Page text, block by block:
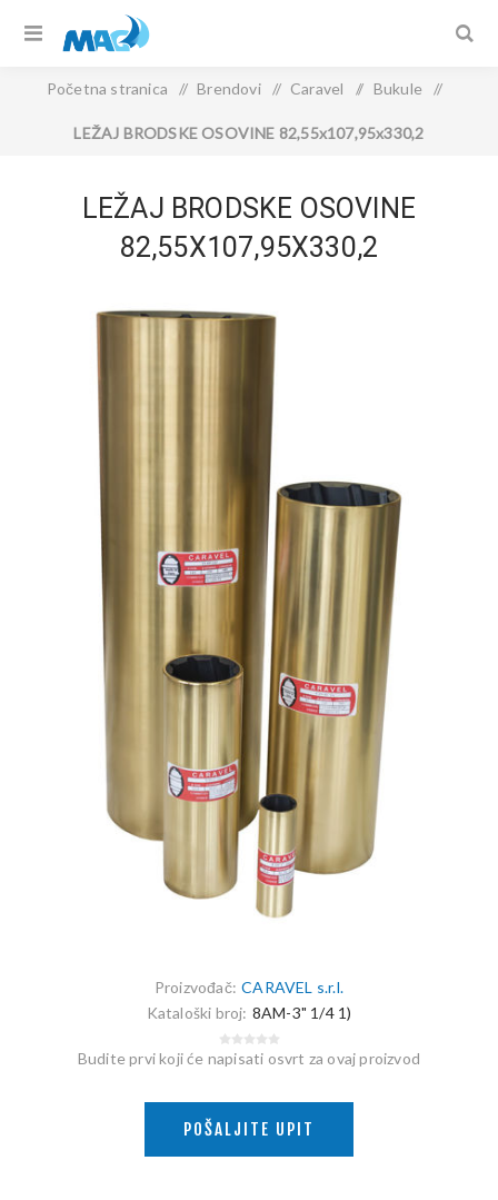
Početna stranica / Brendovi / Caravel / Bukule /
LEŽAJ BRODSKE OSOVINE 82,55x107,95x330,2
LEŽAJ BRODSKE OSOVINE
82,55X107,95X330,2
Proizvođač: CARAVEL s.r.l.
Kataloški broj: 8AM-3" 1/4 1)
Budite prvi koji će napisati osvrt za ovaj proizvod
POŠALJITE UPIT